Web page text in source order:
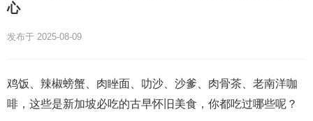
心
发布于 2025-08-09
鸡饭、辣椒螃蟹、肉睉面、叻沙、沙爹、肉骨茶、老南洋咖
啡，这些是新加坡必吃的古早怀旧美食，你都吃过哪些呢？